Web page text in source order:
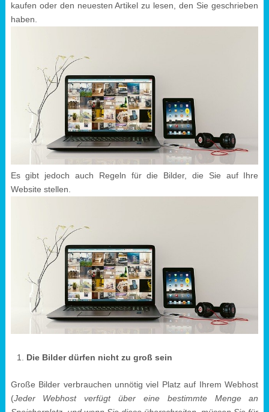
kaufen oder den neuesten Artikel zu lesen, den Sie geschrieben
haben.
Es gibt jedoch auch Regeln für die Bilder, die Sie auf Ihre
Website stellen.
Die Bilder dürfen nicht zu groß sein
Große Bilder verbrauchen unnötig viel Platz auf Ihrem Webhost
(Jeder Webhost verfügt über eine bestimmte Menge an